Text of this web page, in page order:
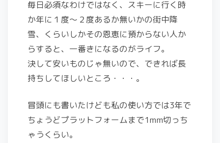
毎日必須なわけではなく、スキーに行く時
か年に１度〜２度あるか無いかの街中降
雪、くらいしかその恩恵に預からない人か
らすると、一番きになるのがライフ。
決して安いものじゃ無いので、できれば長
持ちしてほしいところ・・・。
冒頭にも書いたけども私の使い方では3年で
ちょうどプラットフォームまで1mm切っち
ゃうくらい。